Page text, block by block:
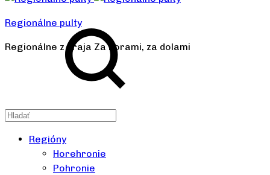
Regionálne pulty
Regionálne z kraja Za horami, za dolami
Regióny
Horehronie
Pohronie